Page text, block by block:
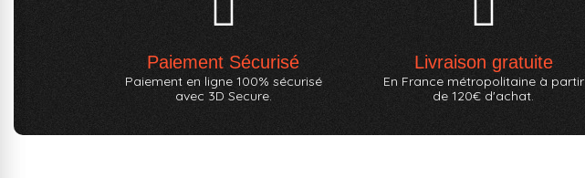
Paiement Sécurisé
Paiement en ligne 100% sécurisé
avec 3D Secure.
Livraison gratuite
En France métropolitaine à partir
de 120€ d'achat.